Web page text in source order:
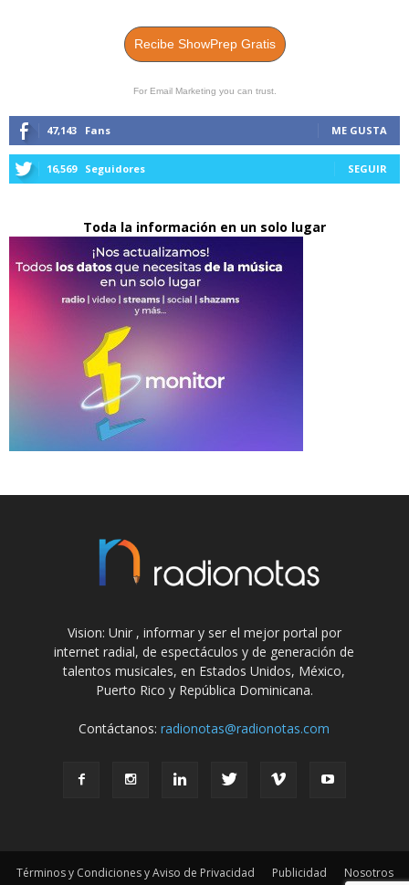
Recibe ShowPrep Gratis
For Email Marketing you can trust.
47,143 Fans ME GUSTA
16,569 Seguidores SEGUIR
Toda la información en un solo lugar
Vision: Unir , informar y ser el mejor portal por
internet radial, de espectáculos y de generación de
talentos musicales, en Estados Unidos, México,
Puerto Rico y República Dominicana.
Contáctanos:radionotas@radionotas.com
Términos y Condiciones y Aviso de Privacidad Publicidad Nosotros